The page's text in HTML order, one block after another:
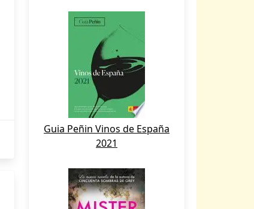
Guia Peñin Vinos de España
2021